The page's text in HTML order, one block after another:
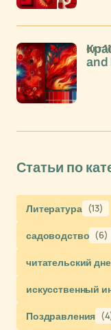
and
окт
Статьи по
Литература (13)
садоводство (6)
читательский
искусственный
Поздравления